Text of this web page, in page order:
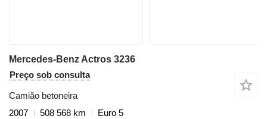
Mercedes-Benz Actros 3236
Preço sob consulta
Camião betoneira
2007
508 568 km
Euro 5